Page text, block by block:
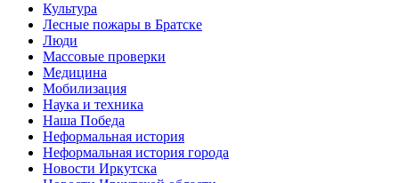
Культура
Лесные пожары в Братске
Люди
Массовые проверки
Медицина
Мобилизация
Наука и техника
Наша Победа
Неформальная история
Неформальная история города
Новости Иркутска